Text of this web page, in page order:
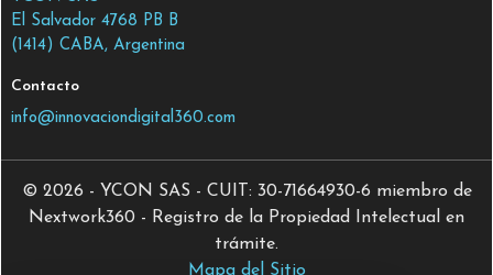
El Salvador 4768 PB B
(1414) CABA, Argentina
Contacto
info@innovaciondigital360.com
© 2026 - YCON SAS - CUIT: 30-71664930-6 miembro de
Nextwork360 - Registro de la Propiedad Intelectual en
trámite.
Mapa del Sitio